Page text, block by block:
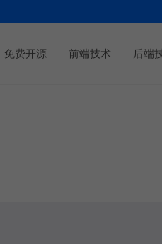
免费开源 前端技术 后端